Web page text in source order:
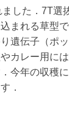
した．7T
まれる草型
遺伝子（ポ
カレー用に
今年の収穫
．